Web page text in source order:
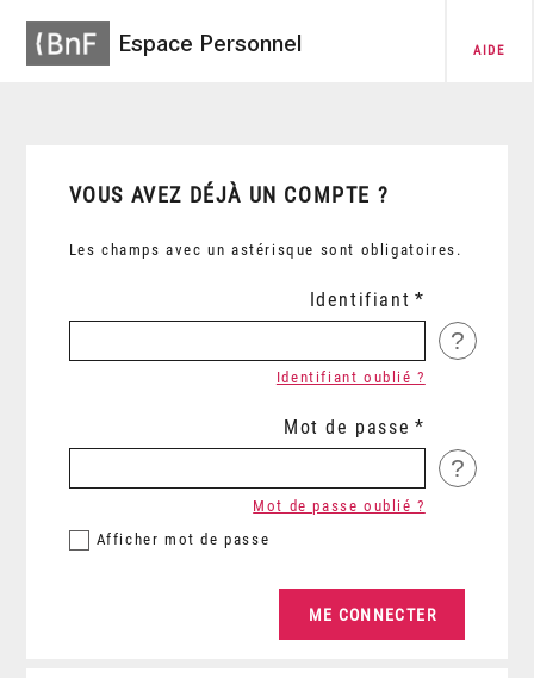
Espace Personnel AIDE
VOUS AVEZ DÉJÀ UN COMPTE ?
Les champs avec un astérisque sont obligatoires.
Identifiant
?
Identifiant oublié ?
Mot de passe
?
Afficher mot de passe
Mot de passe oublié ?